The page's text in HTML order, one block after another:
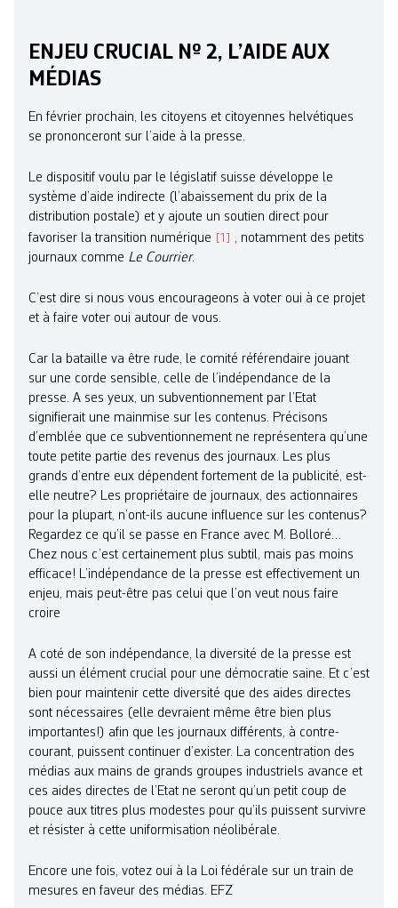
ENJEU CRUCIAL Nº 2, L’AIDE AUX
MÉDIAS
En février prochain, les citoyens et ­citoyennes helvétiques
se prononceront sur l’aide à la presse.
Le dispositif voulu par le législatif suisse développe le
système d’aide indirecte (l’abaissement du prix de la
distribution postale) et y ajoute un soutien direct pour
favoriser la transition numérique
1
, notamment des petits
journaux comme Le Courrier.
C’est dire si nous vous encourageons à voter oui à ce projet
et à faire voter oui autour de vous.
Car la bataille va être rude, le comité référendaire jouant
sur une corde sensible, celle de l’indépendance de la
presse. A ses yeux, un subventionnement par l’Etat
signifierait une mainmise sur les contenus. Précisons
d’emblée que ce subventionnement ne représentera qu’une
toute petite partie des revenus des journaux. Les plus
grands d’entre eux dépendent fortement de la publicité, est-
elle neutre? Les propriétaire de journaux, des actionnaires
pour la plupart, n’ont-ils aucune influence sur les contenus?
Regardez ce qu’il se passe en France avec M. Bolloré…
Chez nous c’est certainement plus subtil, mais pas moins
efficace! L’indépendance de la presse est effectivement un
enjeu, mais peut-être pas celui que l’on veut nous faire
croire
A coté de son indépendance, la diversité de la presse est
aussi un élément crucial pour une démocratie saine. Et c’est
bien pour maintenir cette diversité que des aides directes
sont nécessaires (elle devraient même être bien plus
importantes!) afin que les journaux différents, à contre-
courant, puissent continuer d’exister. La concentration des
médias aux mains de grands groupes industriels avance et
ces aides directes de l’Etat ne seront qu’un petit coup de
pouce aux titres plus modestes pour qu’ils puissent survivre
et résister à cette uniformisation néolibérale.
Encore une fois, votez oui à la Loi fédérale sur un train de
mesures en faveur des médias. EFZ